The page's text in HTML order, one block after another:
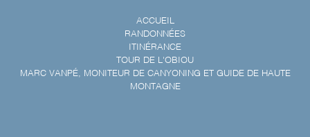
ACCUEIL
RANDONNÉES
ITINÉRANCE
TOUR DE L'OBIOU
MARC VANPÉ, MONITEUR DE CANYONING ET GUIDE DE HAUTE
MONTAGNE